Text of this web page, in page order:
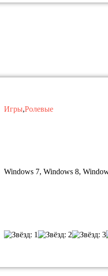
Игры,Ролевые
Windows 7, Windows 8,